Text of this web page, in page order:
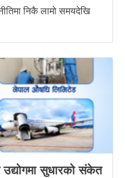
निकै लामो समयदेखि
उद्योगमा सुधारको संकेत